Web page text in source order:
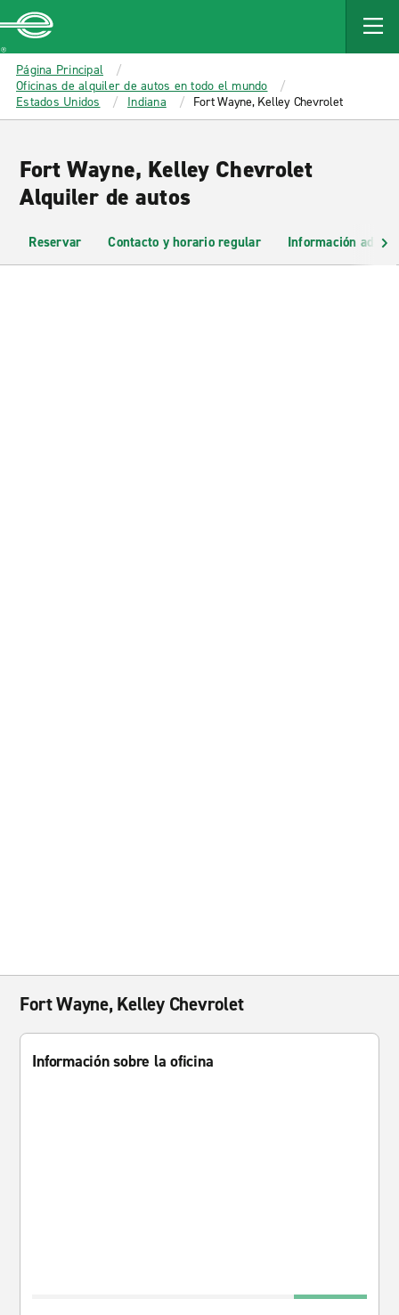
MAIN
CONTENT
Enterprise
Página Principal
Oficinas de alquiler de autos en todo el mundo
Estados Unidos
Indiana Fort Wayne, Kelley Chevrolet
Fort Wayne, Kelley Chevrolet
Alquiler de autos
Reservar Contacto y horario regular Información
Fort Wayne, Kelley Chevrolet
Información sobre la oficina